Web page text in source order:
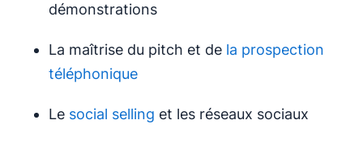
démonstrations
La maîtrise du pitch et de la prospection
téléphonique
Le social selling et les réseaux sociaux